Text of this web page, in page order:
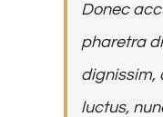
Donec
pharetra
dignissim,
luctus,